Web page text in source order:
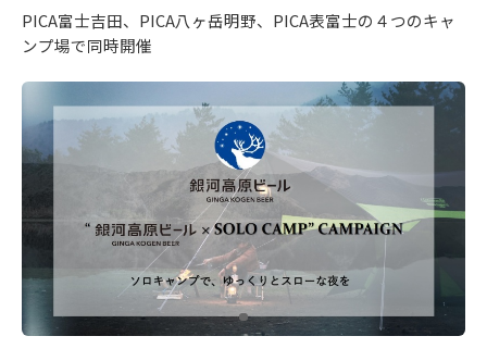
PICA富士吉田、PICA八ヶ岳明野、PICA表富士の４つのキャ
ンプ場で同時開催